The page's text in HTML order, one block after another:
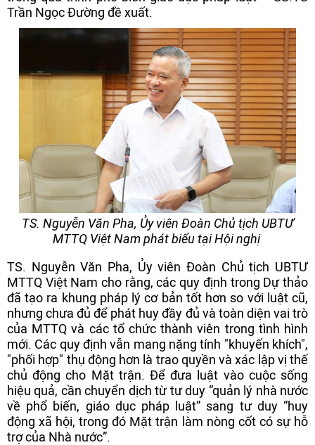
Trần Ngọc Đường đề xuất.
TS. Nguyễn Văn Pha, Ủy viên Đoàn Chủ tịch UBTƯ
MTTQ Việt Nam phát biểu tại Hội nghị
TS. Nguyễn Văn Pha, Ủy viên Đoàn Chủ tịch UBTƯ
MTTQ Việt Nam cho rằng, các quy định trong Dự thảo
đã tạo ra khung pháp lý cơ bản tốt hơn so với luật cũ,
nhưng chưa đủ để phát huy đầy đủ và toàn diện vai trò
của MTTQ và các tổ chức thành viên trong tình hình
mới. Các quy định vẫn mang nặng tính "khuyến khích",
"phối hợp" thụ động hơn là trao quyền và xác lập vị thế
chủ động cho Mặt trận. Để đưa luật vào cuộc sống
hiệu quả, cần chuyển dịch từ tư duy “quản lý nhà nước
về phổ biến, giáo dục pháp luật” sang tư duy “huy
động xã hội, trong đó Mặt trận làm nòng cốt có sự hỗ
trợ của Nhà nước”.